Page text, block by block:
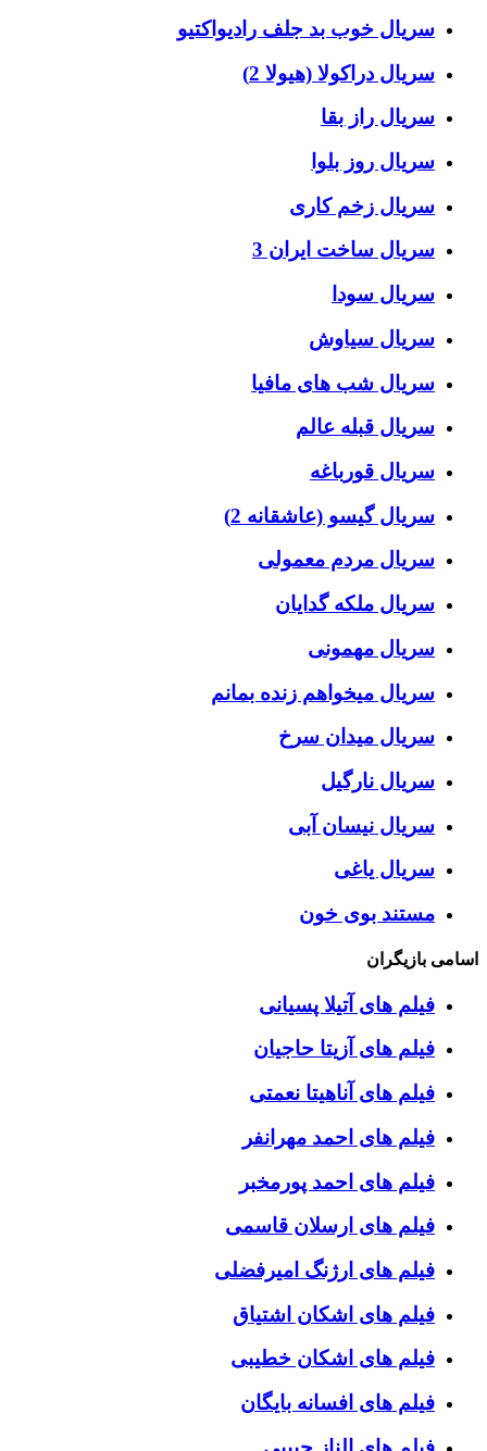
سریال خوب بد جلف رادیواکتیو
سریال دراکولا (هیولا 2)
سریال راز بقا
سریال روز بلوا
سریال زخم کاری
سریال ساخت ایران 3
سریال سودا
سریال سیاوش
سریال شب های مافیا
سریال قبله عالم
سریال قورباغه
سریال گیسو (عاشقانه 2)
سریال مردم معمولی
سریال ملکه گدایان
سریال مهمونی
سریال میخواهم زنده بمانم
سریال میدان سرخ
سریال نارگیل
سریال نیسان آبی
سریال یاغی
مستند بوی خون
اسامی بازیگران
فیلم های آتیلا پسیانی
فیلم های آزیتا حاجیان
فیلم های آناهیتا نعمتی
فیلم های احمد مهرانفر
فیلم های احمد پورمخبر
فیلم های ارسلان قاسمی
فیلم های ارژنگ امیرفضلی
فیلم های اشکان اشتیاق
فیلم های اشکان خطیبی
فیلم های افسانه بایگان